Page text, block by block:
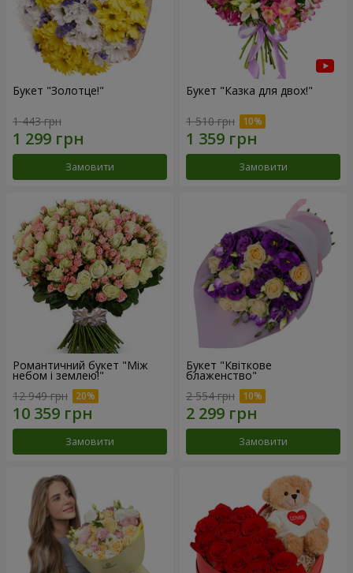
Букет "Золотце!"
1 443 грн
Замовити
Букет "Казка для двох!"
1 510 грн
Замовити
Романтичний букет "Між
небом і землею!"
12 949 грн
Замовити
Букет "Квіткове
блаженство"
2 554 грн
Замовити